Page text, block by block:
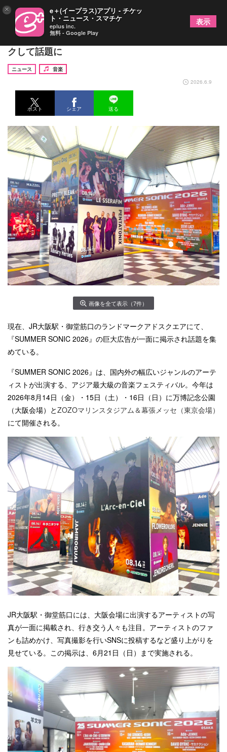
『サマソニ大阪』がJR大阪駅を巨大広告でジャッ
クして話題に
ニュース
音楽
2026.6.9
ポスト シェア 送る
画像を全て表示（7件）
現在、JR大阪駅・御堂筋口のランドマークアドスクエアにて、
『SUMMER SONIC 2026』の巨大広告が一面に掲示され話題を集
めている。
『SUMMER SONIC 2026』は、国内外の幅広いジャンルのアーテ
ィストが出演する、アジア最大級の音楽フェスティバル。今年は
2026年8⽉14⽇（金）・15日（土）・16日（日）に万博記念公園
（⼤阪会場）とZOZOマリンスタジアム＆幕張メッセ（東京会場）
にて開催される。
JR大阪駅・御堂筋口には、大阪会場に出演するアーティストの写
真が一面に掲載され、行き交う人々も注目。アーティストのファ
ンも詰めかけ、写真撮影を行いSNSに投稿するなど盛り上がりを
見せている。この掲示は、6月21日（日）まで実施される。
× e＋(イープラス)アプリ - チケッ
ト・ニュース・スマチケ
eplus inc.
無料 - Google Play
表示